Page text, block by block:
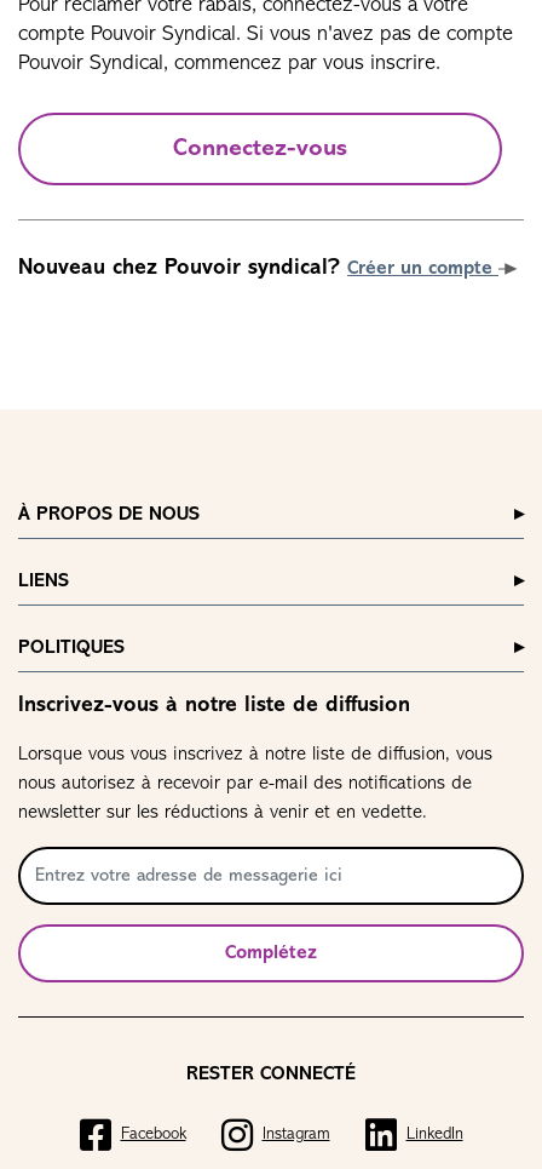
Pour réclamer votre rabais, connectez-vous à votre
compte Pouvoir Syndical. Si vous n'avez pas de compte
Pouvoir Syndical, commencez par vous inscrire.
Connectez-vous
Nouveau chez Pouvoir syndical? Créer un compte
À PROPOS DE NOUS
LIENS
POLITIQUES
Inscrivez-vous à notre liste de diffusion
Lorsque vous vous inscrivez à notre liste de diffusion, vous
nous autorisez à recevoir par e-mail des notifications de
newsletter sur les réductions à venir et en vedette.
Complétez
RESTER CONNECTÉ
Facebook Instagram LinkedIn